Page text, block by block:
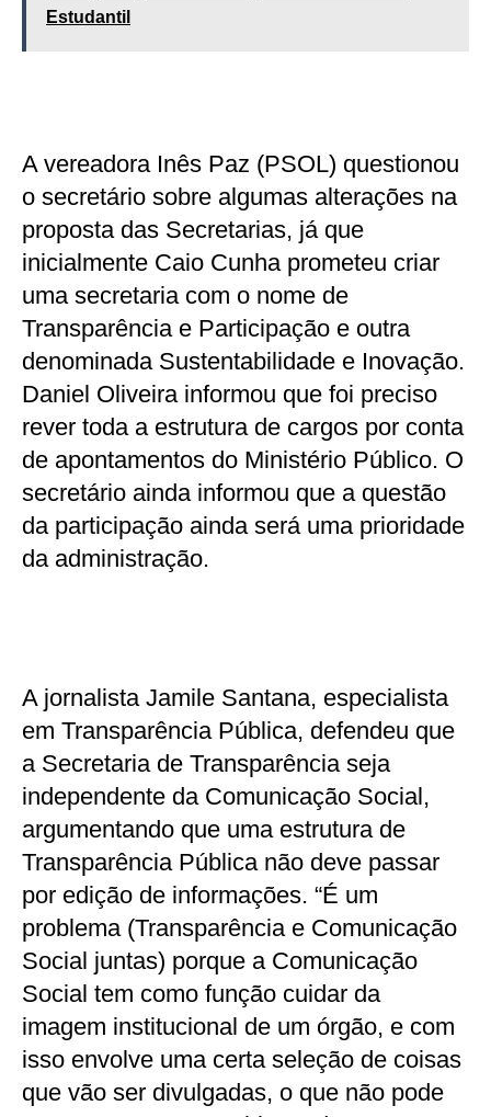
Estudantil
A vereadora Inês Paz (PSOL) questionou
o secretário sobre algumas alterações na
proposta das Secretarias, já que
inicialmente Caio Cunha prometeu criar
uma secretaria com o nome de
Transparência e Participação e outra
denominada Sustentabilidade e Inovação.
Daniel Oliveira informou que foi preciso
rever toda a estrutura de cargos por conta
de apontamentos do Ministério Público. O
secretário ainda informou que a questão
da participação ainda será uma prioridade
da administração.
A jornalista Jamile Santana, especialista
em Transparência Pública, defendeu que
a Secretaria de Transparência seja
independente da Comunicação Social,
argumentando que uma estrutura de
Transparência Pública não deve passar
por edição de informações. “É um
problema (Transparência e Comunicação
Social juntas) porque a Comunicação
Social tem como função cuidar da
imagem institucional de um órgão, e com
isso envolve uma certa seleção de coisas
que vão ser divulgadas, o que não pode